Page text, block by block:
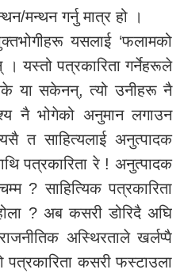
मन्थन गर्नु मात्र हो ।
यसलाई ‘फलामको
। यस्तो पत्रकारिता गर्नेहरूले
या सकेनन्, त्यो उनीहरू नै
नै भोगेको अनुमान लगाउन
त साहित्यलाई अनुत्पादक
पत्रकारिता रे ! अनुत्पादक
? साहित्यिक पत्रकारिता
? अब कसरी डोरिदै अघि
अस्थिरताले खर्लप्पै
कसरी फस्टाउला